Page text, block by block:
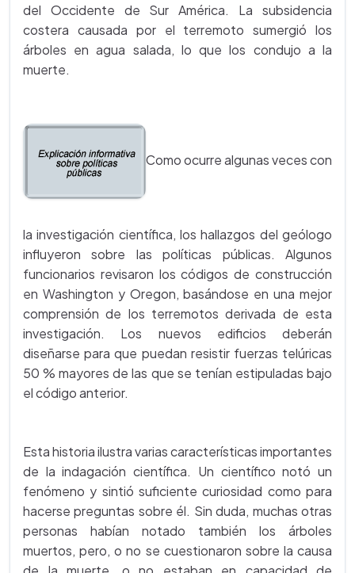
del Occidente de Sur América. La subsidencia
costera causada por el terremoto sumergió los
árboles en agua salada, lo que los condujo a la
muerte.
Como ocurre algunas veces con
la investigación científica, los hallazgos del geólogo
influyeron sobre las políticas públicas. Algunos
funcionarios revisaron los códigos de construcción
en Washington y Oregon, basándose en una mejor
comprensión de los terremotos derivada de esta
investigación. Los nuevos edificios deberán
diseñarse para que puedan resistir fuerzas telúricas
50 % mayores de las que se tenían estipuladas bajo
el código anterior.
Esta historia ilustra varias características importantes
de la indagación científica. Un científico notó un
fenómeno y sintió suficiente curiosidad como para
hacerse preguntas sobre él. Sin duda, muchas otras
personas habían notado también los árboles
muertos, pero, o no se cuestionaron sobre la causa